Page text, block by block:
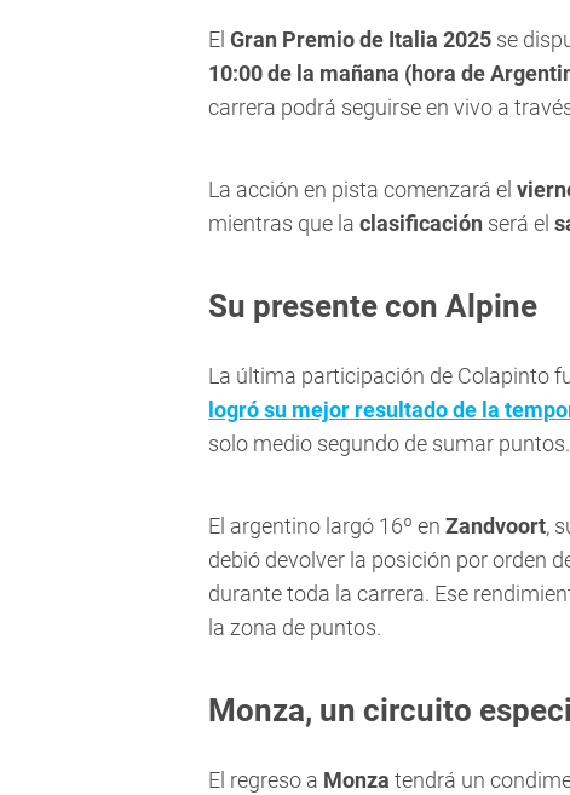
El Gran Premio de Italia 2025 se
10:00 de la mañana (hora de
carrera podrá seguirse en vivo a
La acción en pista comenzará el
mientras que la clasificación será el
Su presente con Alpine
La última participación de Colapinto
logró su mejor resultado de la
solo medio segundo de sumar puntos.
El argentino largó 16º en Zandvoort,
debió devolver la posición por orden
durante toda la carrera. Ese
la zona de puntos.
Monza, un circuito
El regreso a Monza tendrá un